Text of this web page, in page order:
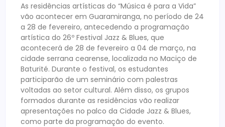
As residências artísticas do “Música é para a Vida”
vão acontecer em Guaramiranga, no período de 24
a 28 de fevereiro, antecedendo a programação
artística do 26º Festival Jazz & Blues, que
acontecerá de 28 de fevereiro a 04 de março, na
cidade serrana cearense, localizada no Maciço de
Baturité. Durante o festival, os estudantes
participarão de um seminário com palestras
voltadas ao setor cultural. Além disso, os grupos
formados durante as residências vão realizar
apresentações no palco da Cidade Jazz & Blues,
como parte da programação do evento.